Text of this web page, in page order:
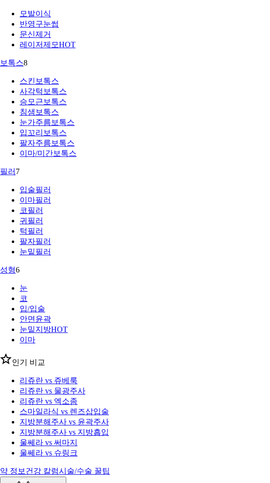
모발이식
반영구눈썹
문신제거
레이저제모HOT
보톡스8
스킨보톡스
사각턱보톡스
승모근보톡스
침샘보톡스
눈가주름보톡스
입꼬리보톡스
팔자주름보톡스
이마/미간보톡스
필러 7
입술필러
이마필러
코필러
귀필러
턱필러
팔자필러
눈밑필러
성형6
눈
코
입/입술
안면윤곽
눈밑지방HOT
이마
인기 비교
리쥬란 vs 쥬베룩
리쥬란 vs 물광주사
리쥬란 vs 엑소좀
스마일라식 vs 렌즈삽입술
지방분해주사 vs 윤곽주사
지방분해주사 vs 지방흡입
울쎄라 vs 써마지
울쎄라 vs 슈링크
약 정보 건강 칼럼시술/수술 꿀팁